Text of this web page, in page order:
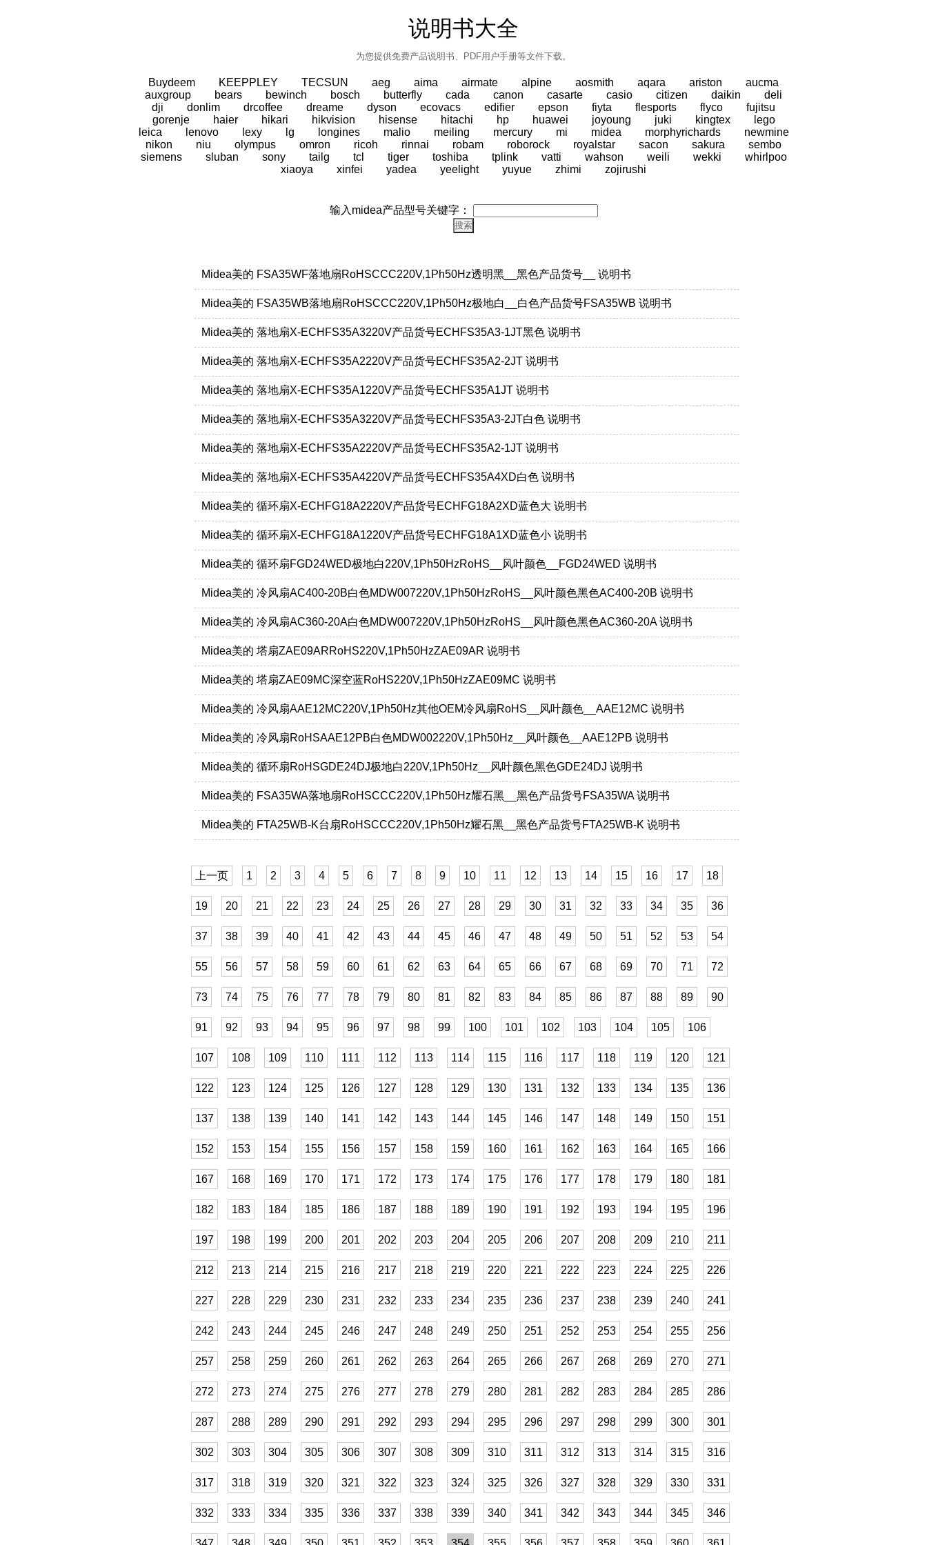
说明书大全
为您提供免费产品说明书、PDF用户手册等文件下载。
Buydeem KEEPPLEY TECSUN aeg aima airmate alpine aosmith aqara ariston
aucma
auxgroup
bears bewinch bosch butterfly cada canon casarte casio citizen daikin
deli
dji
donlim drcoffee dreame dyson ecovacs edifier epson fiyta flesports flyco
fujitsu
gorenje
haier hikari hikvision hisense hitachi hp huawei joyoung juki kingtex
lego
leica
lenovo lexy lg longines malio meiling mercury mi midea morphyrichards
newmine
nikon
niu olympus omron ricoh rinnai robam roborock royalstar sacon sakura
sembo
siemens
sluban sony tailg tcl tiger toshiba tplink vatti wahson weili wekki
whirlpoo
xiaoya
xinfei yadea yeelight yuyue zhimi zojirushi
输入midea产品型号关键字：
Midea美的 FSA35WF落地扇RoHSCCC220V,1Ph50Hz透明黑__黑色产品货号__ 说明书
Midea美的 FSA35WB落地扇RoHSCCC220V,1Ph50Hz极地白__白色产品货号FSA35WB 说明书
Midea美的 落地扇X-ECHFS35A3220V产品货号ECHFS35A3-1JT黑色 说明书
Midea美的 落地扇X-ECHFS35A2220V产品货号ECHFS35A2-2JT 说明书
Midea美的 落地扇X-ECHFS35A1220V产品货号ECHFS35A1JT 说明书
Midea美的 落地扇X-ECHFS35A3220V产品货号ECHFS35A3-2JT白色 说明书
Midea美的 落地扇X-ECHFS35A2220V产品货号ECHFS35A2-1JT 说明书
Midea美的 落地扇X-ECHFS35A4220V产品货号ECHFS35A4XD白色 说明书
Midea美的 循环扇X-ECHFG18A2220V产品货号ECHFG18A2XD蓝色大 说明书
Midea美的 循环扇X-ECHFG18A1220V产品货号ECHFG18A1XD蓝色小 说明书
Midea美的 循环扇FGD24WED极地白220V,1Ph50HzRoHS__风叶颜色__FGD24WED 说明书
Midea美的 冷风扇AC400-20B白色MDW007220V,1Ph50HzRoHS__风叶颜色黑色AC400-20B 说明书
Midea美的 冷风扇AC360-20A白色MDW007220V,1Ph50HzRoHS__风叶颜色黑色AC360-20A 说明书
Midea美的 塔扇ZAE09ARRoHS220V,1Ph50HzZAE09AR 说明书
Midea美的 塔扇ZAE09MC深空蓝RoHS220V,1Ph50HzZAE09MC 说明书
Midea美的 冷风扇AAE12MC220V,1Ph50Hz其他OEM冷风扇RoHS__风叶颜色__AAE12MC 说明书
Midea美的 冷风扇RoHSAAE12PB白色MDW002220V,1Ph50Hz__风叶颜色__AAE12PB 说明书
Midea美的 循环扇RoHSGDE24DJ极地白220V,1Ph50Hz__风叶颜色黑色GDE24DJ 说明书
Midea美的 FSA35WA落地扇RoHSCCC220V,1Ph50Hz耀石黑__黑色产品货号FSA35WA 说明书
Midea美的 FTA25WB-K台扇RoHSCCC220V,1Ph50Hz耀石黑__黑色产品货号FTA25WB-K 说明书
上一页 1 2 3 4 5 6 7 8 9 10 11 12 13 14 15 16 17 18
19 20 21 22 23 24 25 26 27 28 29 30 31 32 33 34 35 36
37 38 39 40 41 42 43 44 45 46 47 48 49 50 51 52 53 54
55 56 57 58 59 60 61 62 63 64 65 66 67 68 69 70 71 72
73 74 75 76 77 78 79 80 81 82 83 84 85 86 87 88 89 90
91 92 93 94 95 96 97 98 99 100 101 102 103 104 105 106
107 108 109 110 111 112 113 114 115 116 117 118 119 120 121
122 123 124 125 126 127 128 129 130 131 132 133 134 135 136
137 138 139 140 141 142 143 144 145 146 147 148 149 150 151
152 153 154 155 156 157 158 159 160 161 162 163 164 165 166
167 168 169 170 171 172 173 174 175 176 177 178 179 180 181
182 183 184 185 186 187 188 189 190 191 192 193 194 195 196
197 198 199 200 201 202 203 204 205 206 207 208 209 210 211
212 213 214 215 216 217 218 219 220 221 222 223 224 225 226
227 228 229 230 231 232 233 234 235 236 237 238 239 240 241
242 243 244 245 246 247 248 249 250 251 252 253 254 255 256
257 258 259 260 261 262 263 264 265 266 267 268 269 270 271
272 273 274 275 276 277 278 279 280 281 282 283 284 285 286
287 288 289 290 291 292 293 294 295 296 297 298 299 300 301
302 303 304 305 306 307 308 309 310 311 312 313 314 315 316
317 318 319 320 321 322 323 324 325 326 327 328 329 330 331
332 333 334 335 336 337 338 339 340 341 342 343 344 345 346